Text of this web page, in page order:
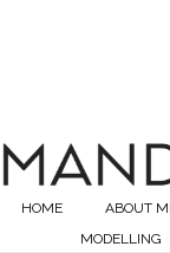
HOME ABOUT
MODELLING